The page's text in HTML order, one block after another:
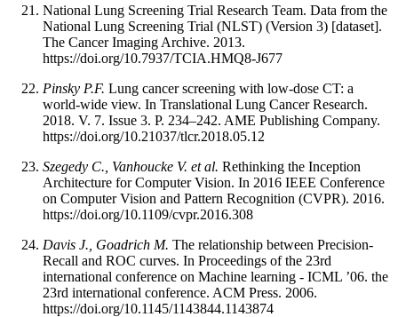
National Lung Screening Trial Research Team. Data from the
National Lung Screening Trial (NLST) (Version 3) [dataset].
The Cancer Imaging Archive. 2013.
https://doi.org/10.7937/TCIA.HMQ8-J677
Pinsky P.F. Lung cancer screening with low-dose CT: a
world-wide view. In Translational Lung Cancer Research.
2018. V. 7. Issue 3. P. 234–242. AME Publishing Company.
https://doi.org/10.21037/tlcr.2018.05.12
Szegedy C., Vanhoucke V. et al. Rethinking the Inception
Architecture for Computer Vision. In 2016 IEEE Conference
on Computer Vision and Pattern Recognition (CVPR). 2016.
https://doi.org/10.1109/cvpr.2016.308
Davis J., Goadrich M. The relationship between Precision-
Recall and ROC curves. In Proceedings of the 23rd
international conference on Machine learning - ICML ’06. the
23rd international conference. ACM Press. 2006.
https://doi.org/10.1145/1143844.1143874